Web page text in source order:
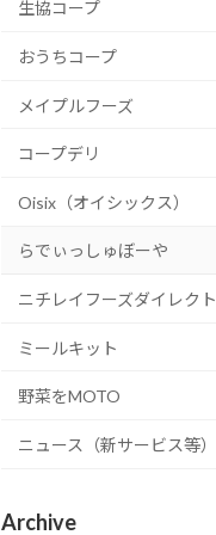
生協コープ
おうちコープ
メイプルフーズ
コープデリ
Oisix（オイシックス）
らでぃっしゅぼーや
ニチレイフーズダイレクト
ミールキット
野菜をMOTO
ニュース（新サービス等）
Archive